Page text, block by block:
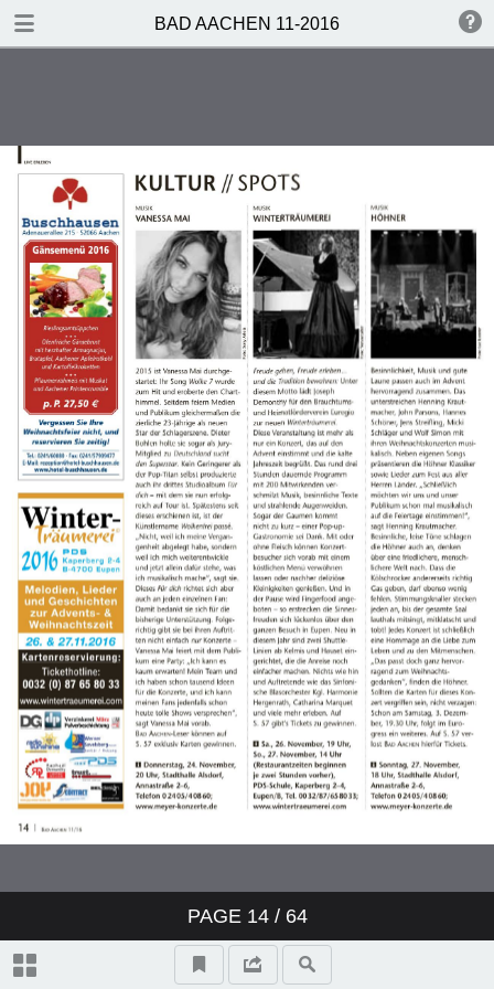
BAD AACHEN 11-2016
PAGE 14/ 64
TABLE OF CONTENTS
INHALT
Vorweihnachtszeit
Bistum Aachen
Fragebogen
Gehört – Notiert
Kultur-Spots
Film-Tipps
Spotlights
Kultur
Aachen live
Karneval I
Karneval II
Tipps des Monats
Stadtgeflüster-Spezial
VORWEIHNACHTSZEIT